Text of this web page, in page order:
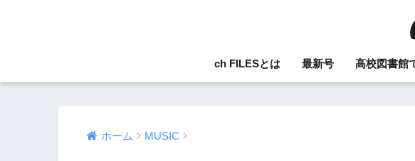
ch FILESとは 最新号 高校図書館
ホーム MUSIC